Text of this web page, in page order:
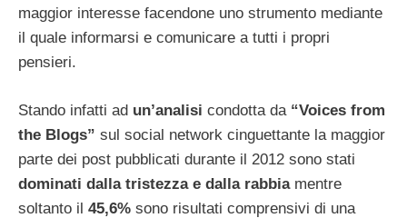
maggior interesse facendone uno strumento mediante
il quale informarsi e comunicare a tutti i propri
pensieri.
Stando infatti ad un’analisi condotta da “Voices from
the Blogs” sul social network cinguettante la maggior
parte dei post pubblicati durante il 2012 sono stati
dominati dalla tristezza e dalla rabbiamentre
soltanto il 45,6% sono risultati comprensivi di una